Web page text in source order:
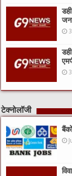
टेक्नोलॉजी